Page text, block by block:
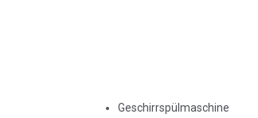
Geschirrspülmaschine